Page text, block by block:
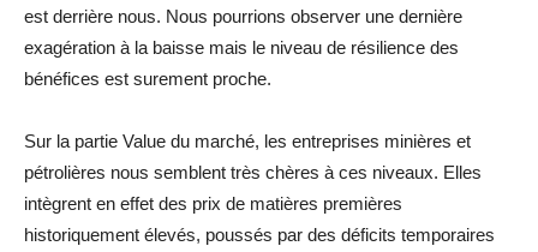
est derrière nous. Nous pourrions observer une dernière
exagération à la baisse mais le niveau de résilience des
bénéfices est surement proche.
Sur la partie Value du marché, les entreprises minières et
pétrolières nous semblent très chères à ces niveaux. Elles
intègrent en effet des prix de matières premières
historiquement élevés, poussés par des déficits temporaires